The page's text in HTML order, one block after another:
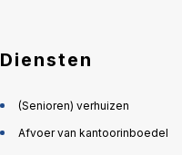
Diensten
(Senioren) verhuizen
Afvoer van kantoorinboedel